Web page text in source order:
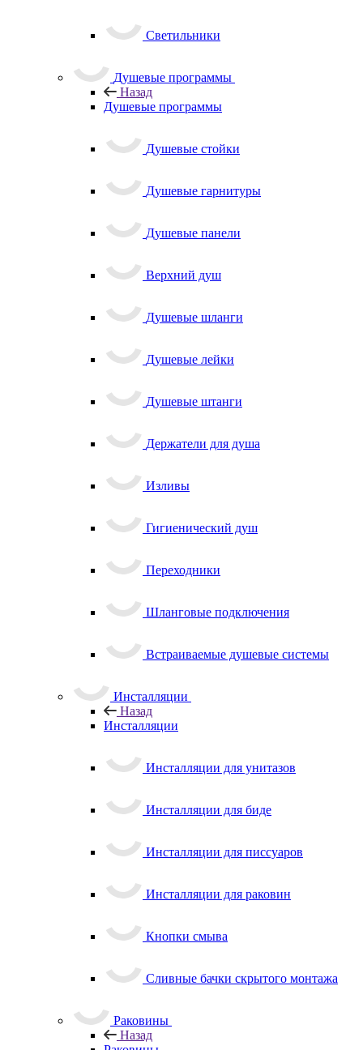
Светильники
Душевые программы
Назад
Душевые программы
Душевые стойки
Душевые гарнитуры
Душевые панели
Верхний душ
Душевые шланги
Душевые лейки
Душевые штанги
Держатели для душа
Изливы
Гигиенический душ
Переходники
Шланговые подключения
Встраиваемые душевые системы
Инсталляции
Назад
Инсталляции
Инсталляции для унитазов
Инсталляции для биде
Инсталляции для писсуаров
Инсталляции для раковин
Кнопки смыва
Сливные бачки скрытого монтажа
Раковины
Назад